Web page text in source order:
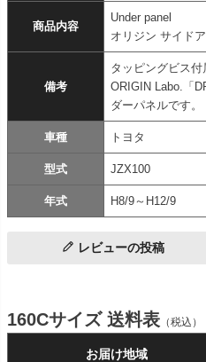
商品内容
Under panel
オリジン サイド
備考
タッピングビス付
ORIGIN Labo.「
ダーパネルです。
車種 トヨタ
型式 JZX100
年式 H8/9～H12/9
レビューの投稿
160Cサイズ 送料表 （税込）
お届け地域